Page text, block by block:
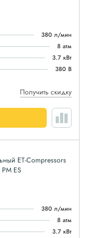
380 л/мин
8 атм
3.7 кВт
380 В
Получить скидку
ET-Compressors
ES
380 л/мин
8 атм
3.7 кВт